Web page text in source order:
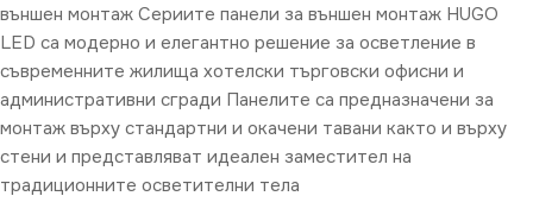
външен монтаж Сериите панели за външен монтаж HUGO
LED са модерно и елегантно решение за осветление в
съвременните жилища хотелски търговски офисни и
административни сгради Панелите са предназначени за
монтаж върху стандартни и окачени тавани както и върху
стени и представляват идеален заместител на
традиционните осветителни тела